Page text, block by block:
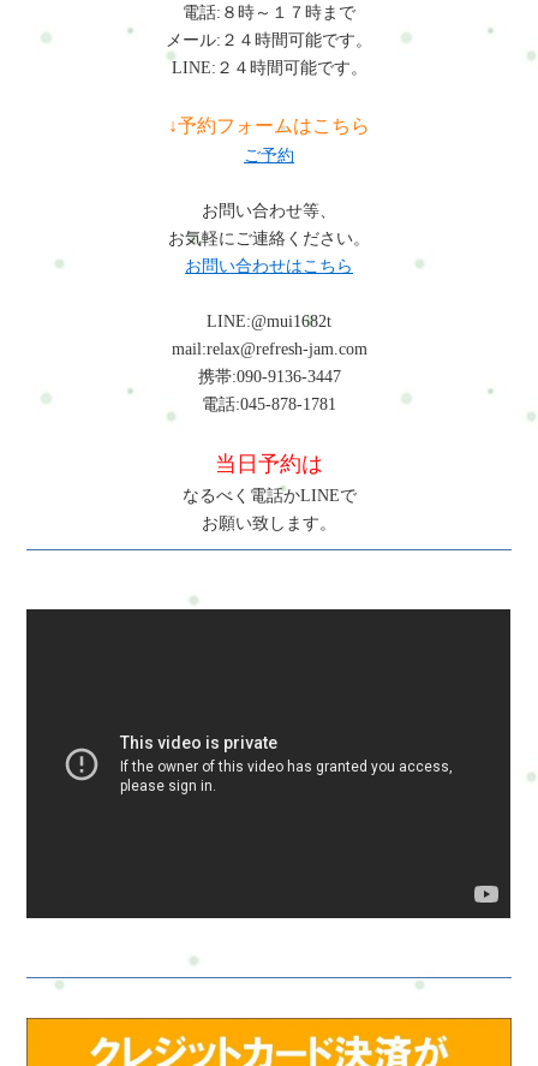
電話:８時～１７時まで
メール:２４時間可能です。
LINE:２４時間可能です。
↓予約フォームはこちら
ご予約
お問い合わせ等、
お気軽にご連絡ください。
お問い合わせはこちら
LINE:@mui1682t
mail:relax@refresh-jam.com
携帯:090-9136-3447
電話:045-878-1781
当日予約は
なるべく電話かLINEで
お願い致します。